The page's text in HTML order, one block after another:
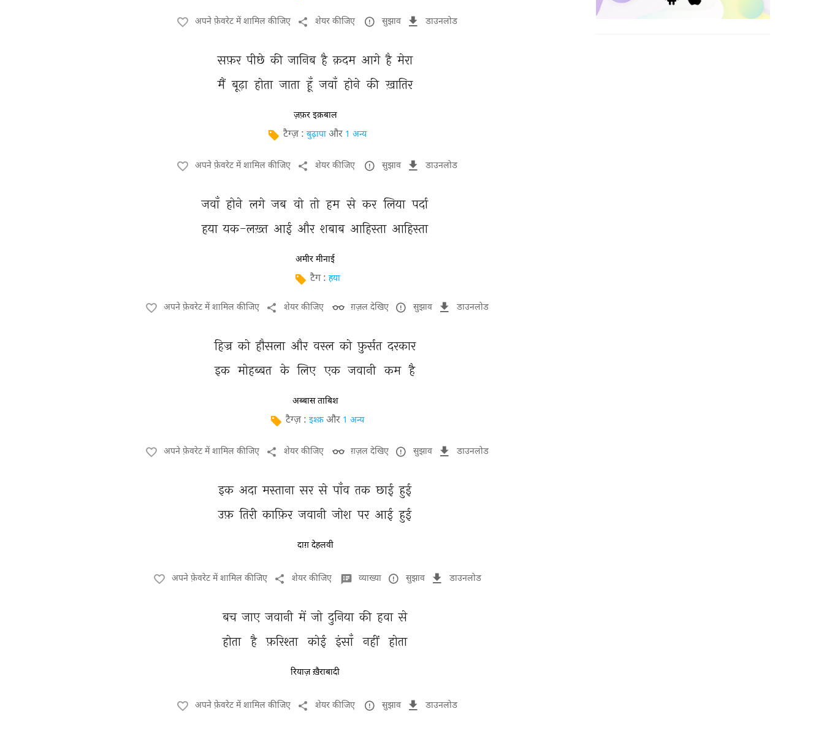
अपने फ़ेवरेट में शामिल कीजिए शेयर कीजिए सुझाव डाउनलोड
सफ़र पीछे की जानिब है क़दम आगे है मेरा
मैं बूढ़ा होता जाता हूँ जवाँ होने की ख़ातिर
ज़फ़र इक़बाल
टैग्ज़ : बुढ़ापा और 1 अन्य
अपने फ़ेवरेट में शामिल कीजिए शेयर कीजिए सुझाव डाउनलोड
जवाँ होने लगे जब वो तो हम से कर लिया पर्दा
हया यक-लख़्त आई और शबाब आहिस्ता आहिस्ता
अमीर मीनाई
टैग : हया
अपने फ़ेवरेट में शामिल कीजिए शेयर कीजिए ग़ज़ल देखिए सुझाव डाउनलोड
हिज्र को हौसला और वस्ल को फ़ुर्सत दरकार
इक मोहब्बत के लिए एक जवानी कम है
अब्बास ताबिश
टैग्ज़ : इश्क़ और 1 अन्य
अपने फ़ेवरेट में शामिल कीजिए शेयर कीजिए ग़ज़ल देखिए सुझाव डाउनलोड
इक अदा मस्ताना सर से पाँव तक छाई हुई
उफ़ तिरी काफ़िर जवानी जोश पर आई हुई
दाग़ देहलवी
अपने फ़ेवरेट में शामिल कीजिए शेयर कीजिए व्याख्या सुझाव डाउनलोड
बच जाए जवानी में जो दुनिया की हवा से
होता है फ़रिश्ता कोई इंसाँ नहीं होता
रियाज़ ख़ैराबादी
अपने फ़ेवरेट में शामिल कीजिए शेयर कीजिए सुझाव डाउनलोड